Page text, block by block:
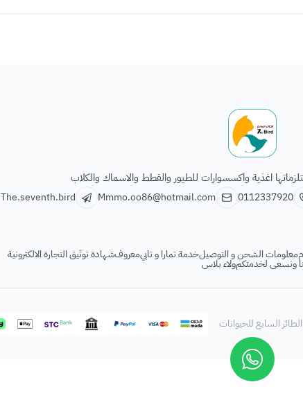
اغذية واكسسوارات للطيور والقطط والاسماك والكلاب
0112337920
Mmmo.oo86@hotmail.com
The.seventh.bird
معلومات الشحن و التوصيلخدمة تمارا و تابيمعروفشهادة توثيق التجارة الالكترونية
ونسعى لخدمتكمولاء بلاس
الطائر السابع للحيوانات